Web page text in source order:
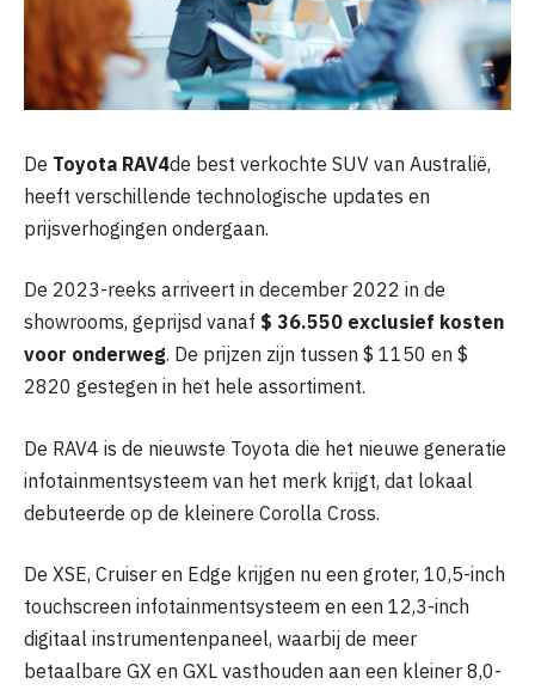
De Toyota RAV4de best verkochte SUV van Australië,
heeft verschillende technologische updates en
prijsverhogingen ondergaan.
De 2023-reeks arriveert in december 2022 in de
showrooms, geprijsd vanaf $ 36.550 exclusief kosten
voor onderweg. De prijzen zijn tussen $ 1150 en $
2820 gestegen in het hele assortiment.
De RAV4 is de nieuwste Toyota die het nieuwe generatie
infotainmentsysteem van het merk krijgt, dat lokaal
debuteerde op de kleinere Corolla Cross.
De XSE, Cruiser en Edge krijgen nu een groter, 10,5-inch
touchscreen infotainmentsysteem en een 12,3-inch
digitaal instrumentenpaneel, waarbij de meer
betaalbare GX en GXL vasthouden aan een kleiner 8,0-